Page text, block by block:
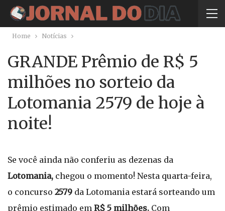
Home Notícias
GRANDE Prêmio de R$ 5
milhões no sorteio da
Lotomania 2579 de hoje à
noite!
Se você ainda não conferiu as dezenas da
Lotomania, chegou o momento! Nesta quarta-feira,
o concurso 2579 da Lotomania estará sorteando um
prêmio estimado em R$ 5 milhões. Com